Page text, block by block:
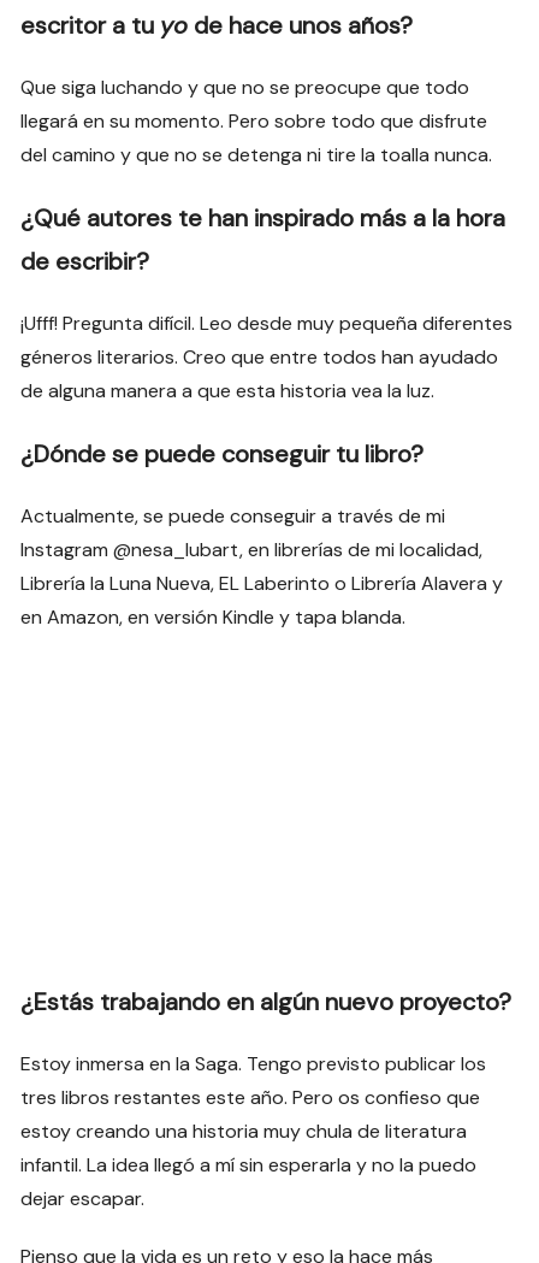
escritor a tu yo de hace unos años?
Que siga luchando y que no se preocupe que todo
llegará en su momento. Pero sobre todo que disfrute
del camino y que no se detenga ni tire la toalla nunca.
¿Qué autores te han inspirado más a la hora
de escribir?
¡Ufff! Pregunta difícil. Leo desde muy pequeña diferentes
géneros literarios. Creo que entre todos han ayudado
de alguna manera a que esta historia vea la luz.
¿Dónde se puede conseguir tu libro?
Actualmente, se puede conseguir a través de mi
Instagram @nesa_lubart, en librerías de mi localidad,
Librería la Luna Nueva, EL Laberinto o Librería Alavera y
en Amazon, en versión Kindle y tapa blanda.
¿Estás trabajando en algún nuevo proyecto?
Estoy inmersa en la Saga. Tengo previsto publicar los
tres libros restantes este año. Pero os confieso que
estoy creando una historia muy chula de literatura
infantil. La idea llegó a mí sin esperarla y no la puedo
dejar escapar.
Pienso que la vida es un reto y eso la hace más